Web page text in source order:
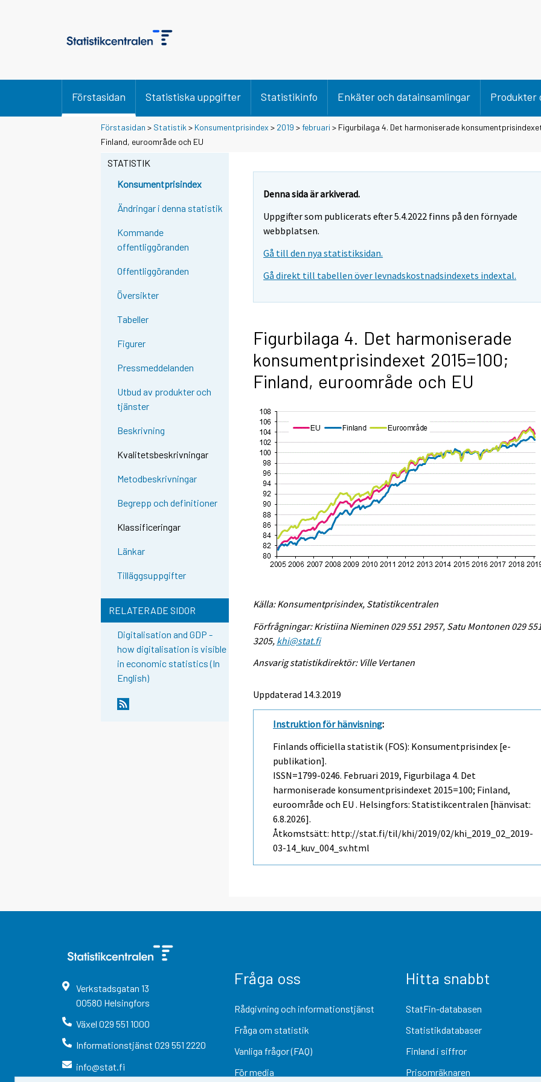
Förstasidan Statistiska uppgifter Statistikinfo Enkäter och datainsamlingar Produkter
Förstasidan > Statistik > Konsumentprisindex > 2019 >februari > Figurbilaga 4. Det harmoniserade
Finland, euroområde och EU
STATISTIK
Konsumentprisindex
Ändringar i denna statistik
Kommande
offentliggöranden
Offentliggöranden
Översikter
Tabeller
Figurer
Pressmeddelanden
Utbud av produkter och
tjänster
Beskrivning
Kvalitetsbeskrivningar
Metodbeskrivningar
Begrepp och definitioner
Klassificeringar
Länkar
Tilläggsuppgifter
RELATERADE SIDOR
Digitalisation and GDP -
how digitalisation is visible
in economic statistics (In
English)
Denna sida är arkiverad.
Uppgifter som publicerats efter 5.4.2022 finns på den förnyade
webbplatsen.
Gå till den nya statistiksidan.
Gå direkt till tabellen över levnadskostnadsindexets indextal.
Figurbilaga 4. Det harmoniserade
konsumentprisindexet 2015=100;
Finland, euroområde och EU
Källa: Konsumentprisindex, Statistikcentralen
Förfrågningar: Kristiina Nieminen 029 551 2957, Satu Montonen 029
3205, khi@stat.fi
Ansvarig statistikdirektör: Ville Vertanen
Uppdaterad 14.3.2019
Instruktion för hänvisning:
Finlands officiella statistik (FOS): Konsumentprisindex [e-
publikation].
ISSN=1799-0246. Februari 2019, Figurbilaga 4. Det
harmoniserade konsumentprisindexet 2015=100; Finland,
euroområde och EU . Helsingfors: Statistikcentralen [hänvisat:
6.8.2026].
Åtkomstsätt: http://stat.fi/til/khi/2019/02/khi_2019_02_2019-
03-14_kuv_004_sv.html
Verkstadsgatan 13
00580 Helsingfors
Växel 029 551 1000
Informationstjänst 029 551 2220
info@stat.fi
Fråga oss
Rådgivning och informationstjänst
Fråga om statistik
Vanliga frågor (FAQ)
För media
Hitta snabbt
StatFin-databasen
Statistikdatabaser
Finland i siffror
Prisomräknaren